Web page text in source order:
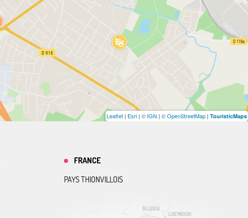
Leaflet | Esri | © IGN | © OpenStreetMap | TouristicMaps
BELGIQUE
LUXEMBOURG
FRANCE
PAYS THIONVILLOIS